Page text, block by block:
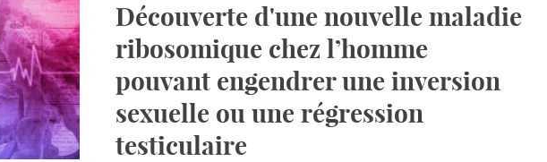
Découverte d'une nouvelle maladie
ribosomique chez l’homme
pouvant engendrer une inversion
sexuelle ou une régression
testiculaire